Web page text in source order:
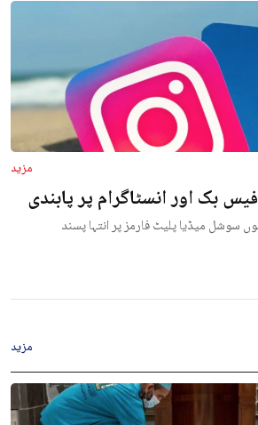
مزید
بک اور انسٹاگرام پر پابندی
سوشل میڈیا پلیٹ فارمز پر انتہا پسند
مزید